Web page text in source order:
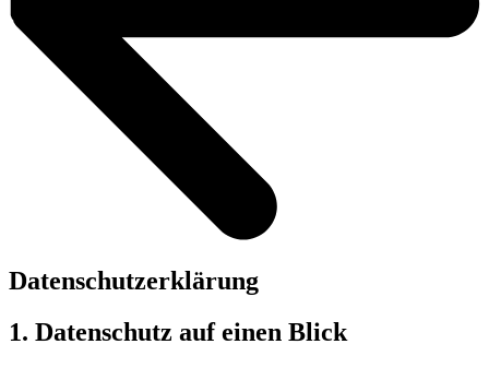
Datenschutz­erklärung
1. Datenschutz auf einen Blick